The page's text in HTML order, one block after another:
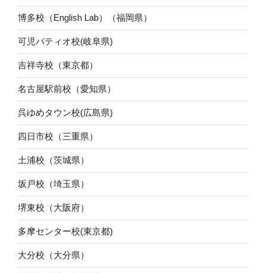
博多校（English Lab）（福岡県）
可児パティオ校(岐阜県)
吉祥寺校（東京都）
名古屋駅前校（愛知県）
呉ゆめタウン校(広島県)
四日市校（三重県）
土浦校（茨城県）
坂戸校（埼玉県）
堺東校（大阪府）
多摩センター校(東京都)
大分校（大分県）